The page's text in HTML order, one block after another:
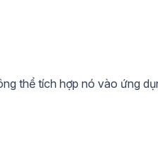
thể tích hợp nó vào ứng